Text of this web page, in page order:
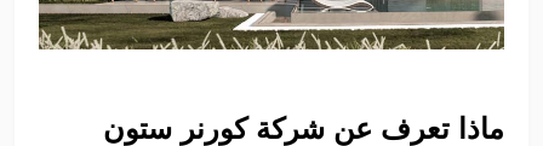
ماذا تعرف عن شركة كورنر ستون